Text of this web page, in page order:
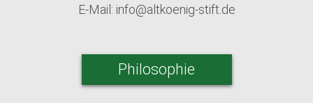
E-Mail: info@altkoenig-stift.de
Philosophie